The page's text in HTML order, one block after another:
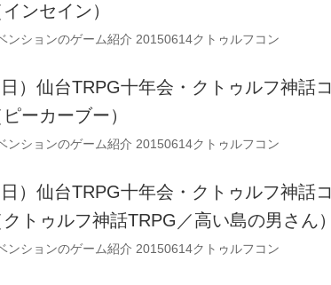
ンセイン）
ンションのゲーム紹介 20150614クトゥルフコン
）仙台TRPG十年会・クトゥルフ神話コ
ーカーブー）
ンションのゲーム紹介 20150614クトゥルフコン
）仙台TRPG十年会・クトゥルフ神話コ
トゥルフ神話TRPG／高い島の男さん）
ンションのゲーム紹介 20150614クトゥルフコン